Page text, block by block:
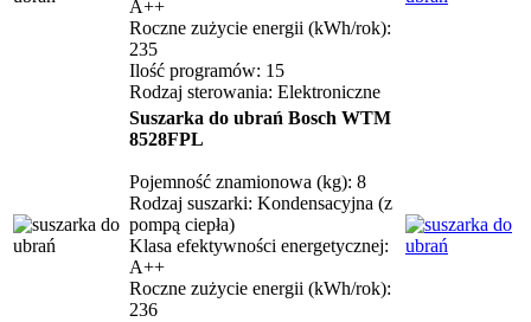
A++
Roczne zużycie energii (kWh/rok):
235
Ilość programów: 15
Rodzaj sterowania: Elektroniczne
Suszarka do ubrań Bosch WTM
8528FPL
Pojemność znamionowa (kg): 8
Rodzaj suszarki: Kondensacyjna (z
pompą ciepła)
Klasa efektywności energetycznej:
A++
Roczne zużycie energii (kWh/rok):
236